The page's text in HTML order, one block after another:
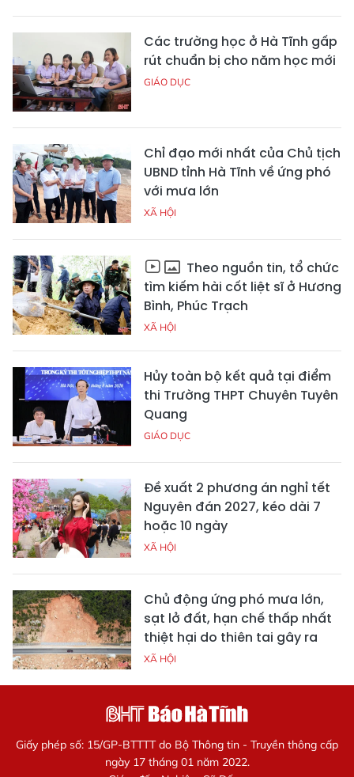
Các trường học ở Hà Tĩnh gấp
rút chuẩn bị cho năm học mới
GIÁO DỤC
Chỉ đạo mới nhất của Chủ tịch
UBND tỉnh Hà Tĩnh về ứng phó
với mưa lớn
XÃ HỘI
Theo nguồn tin, tổ chức
tìm kiếm hài cốt liệt sĩ ở Hương
Bình, Phúc Trạch
XÃ HỘI
Hủy toàn bộ kết quả tại điểm
thi Trường THPT Chuyên Tuyên
Quang
GIÁO DỤC
Đề xuất 2 phương án nghỉ tết
Nguyên đán 2027, kéo dài 7
hoặc 10 ngày
XÃ HỘI
Chủ động ứng phó mưa lớn,
sạt lở đất, hạn chế thấp nhất
thiệt hại do thiên tai gây ra
XÃ HỘI
Giấy phép số: 15/GP-BTTTT do Bộ Thông tin - Truyền thông cấp
ngày 17 tháng 01 năm 2022.